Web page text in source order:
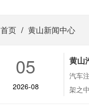
首页 / 黄山新闻中心
05
2026-08
黄山
汽车
架之